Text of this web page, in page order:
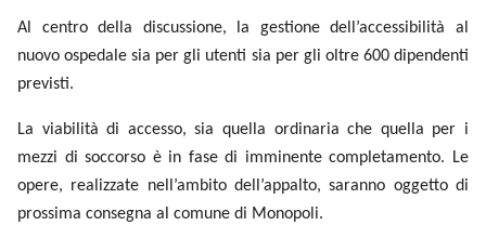
Al centro della discussione, la gestione dell’accessibilità al
nuovo ospedale sia per gli utenti sia per gli oltre 600 dipendenti
previsti.
La viabilità di accesso, sia quella ordinaria che quella per i
mezzi di soccorso è in fase di imminente completamento. Le
opere, realizzate nell’ambito dell’appalto, saranno oggetto di
prossima consegna al comune di Monopoli.